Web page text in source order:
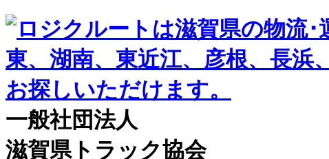
一般社団法人
滋賀県トラック協会